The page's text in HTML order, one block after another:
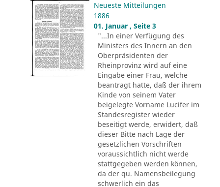
Neueste Mitteilungen
1886
01. Januar , Seite 3
"...In einer Verfügung des
Ministers des Innern an den
Oberpräsidenten der
Rheinprovinz wird auf eine
Eingabe einer Frau, welche
beantragt hatte, daß der ihrem
Kinde von seinem Vater
beigelegte Vorname Lucifer im
Standesregister wieder
beseitigt werde, erwidert, daß
dieser Bitte nach Lage der
gesetzlichen Vorschriften
voraussichtlich nicht werde
stattgegeben werden können,
da der qu. Namensbeilegung
schwerlich ein das